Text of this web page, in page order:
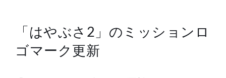
イベント情報
「はやぶさ2」のミッションロ
ゴマーク更新